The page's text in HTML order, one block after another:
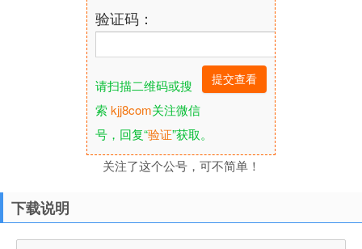
验证码：
请扫描二维码或搜
索kjj8com关注微信
号，回复“验证”获取。
关注了这个公号，可不简单！
下载说明